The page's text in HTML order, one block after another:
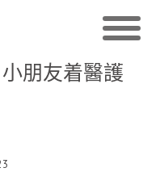
朋友着醫護